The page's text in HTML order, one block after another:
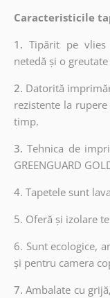
Caracteristicile
1.Tipărit pe
netedă și o
2. Datorită
rezistente la
timp.
3.Tehnica de
GREENGUARD
4. Tapetele sunt
5. Oferă și izolare
6. Sunt ecologice,
și pentru camera
7.Ambalate cu